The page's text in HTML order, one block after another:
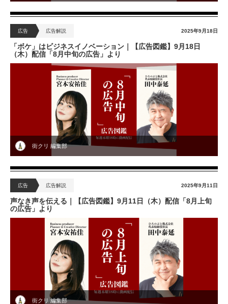
広告 広告解説 2025年9月18日
「ボケ」はビジネスイノベーション｜【広告図鑑】9月18日
（木）配信「8月中旬の広告」より
街クリ 編集部
広告 広告解説 2025年9月11日
声なき声を伝える｜【広告図鑑】9月11日（木）配信「8月上旬
の広告」より
街クリ 編集部